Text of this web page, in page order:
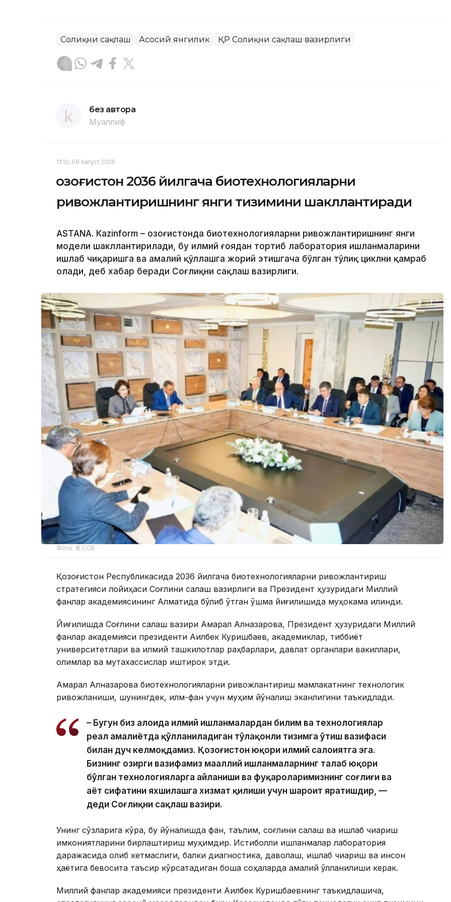
Соғлиқни сақлаш Асосий янгилик ҚР Соғлиқни сақлаш вазирлиги
без автора
Муаллиф
11:10, 08 Август 2026
Қозоғистон 2036 йилгача биотехнологияларни
ривожлантиришнинг янги тизимини шакллантиради
ASTANА. Кazinform – Қозоғистонда биотехнологияларни ривожлантиришнинг янги
модели шакллантирилади, бу илмий ғоядан тортиб лаборатория ишланмаларини
ишлаб чиқаришга ва амалий қўллашга жорий этишгача бўлган тўлиқ циклни қамраб
олади, деб хабар беради Соғлиқни сақлаш вазирлиги.
Фото: ҚР ССВ
Қозоғистон Республикасида 2036 йилгача биотехнологияларни ривожлантириш
стратегияси лойиҳаси Соғлиқни сақлаш вазирлиги ва Президент ҳузуридаги Миллий
фанлар академиясининг Алматида бўлиб ўтган қўшма йиғилишида муҳокама қилинди.
Йиғилишда Соғлиқни сақлаш вазири Ақмарал Алназарова, Президент ҳузуридаги Миллий
фанлар академияси президенти Ақилбек Куришбаев, академиклар, тиббиёт
университетлари ва илмий ташкилотлар раҳбарлари, давлат органлари вакиллари,
олимлар ва мутахассислар иштирок этди.
Ақмарал Алназарова биотехнологияларни ривожлантириш мамлакатнинг технологик
ривожланиши, шунингдек, илм-фан учун муҳим йўналиш эканлигини таъкидлади.
– Бугун биз алоҳида илмий ишланмалардан билим ва технологиялар
реал амалиётда қўлланиладиган тўлақонли тизимга ўтиш вазифаси
билан дуч келмоқдамиз. Қозоғистон юқори илмий салоҳиятга эга.
Бизнинг ҳозирги вазифамиз маҳаллий ишланмаларнинг талаб юқори
бўлган технологияларга айланиши ва фуқароларимизнинг соғлиғи ва
ҳаёт сифатини яхшилашга хизмат қилиши учун шароит яратишдир, —
деди Соғлиқни сақлаш вазири.
Унинг сўзларига кўра, бу йўналишда фан, таълим, соғлиқни сақлаш ва ишлаб чиқариш
имкониятларини бирлаштириш муҳимдир. Истиқболли ишланмалар лаборатория
даражасида қолиб кетмаслиги, балки диагностика, даволаш, ишлаб чиқариш ва инсон
ҳаётига бевосита таъсир кўрсатадиган бошқа соҳаларда амалий қўлланилиши керак.
Миллий фанлар академияси президенти Ақилбек Куришбаевнинг таъкидлашича,